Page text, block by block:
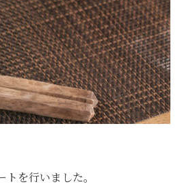
を行いました。